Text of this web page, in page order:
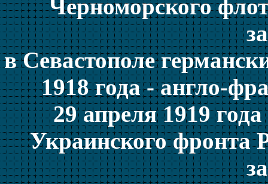
Черноморского
в Севастополе
1918 года - англо-
29 апреля 1919
Украинского фронта